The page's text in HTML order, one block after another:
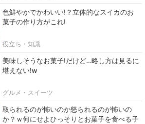
色鮮やかでかわいい!？立体的なスイカのお
菓子の作り方がこれ!
役立ち・知識
美味しそうなお菓子!だけど…略し方は見るに
堪えない!w
グルメ・スイーツ
取られるのが怖いのか怒られるのが怖いの
か？ｗ何にせよひっそりとお菓子を食べる子